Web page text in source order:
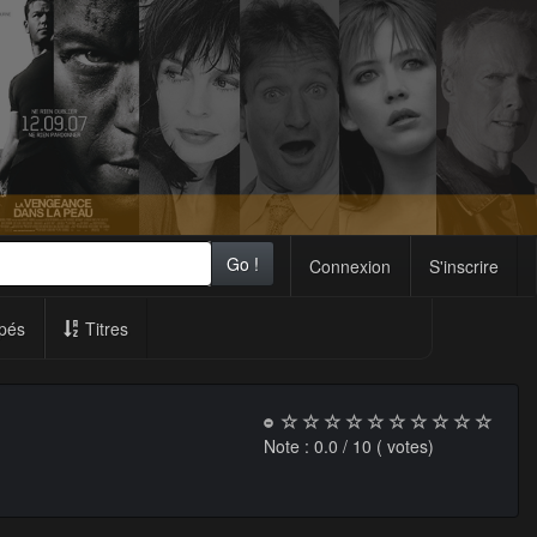
Connexion S'inscrire
Go !
Titres
Note : 0.0 / 10 ( votes)